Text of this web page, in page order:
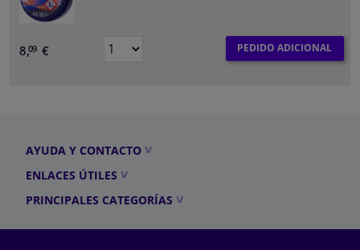
8,09 € PEDIDO ADICIONAL
AYUDA Y CONTACTO
ENLACES ÚTILES
PRINCIPALES CATEGORÍAS